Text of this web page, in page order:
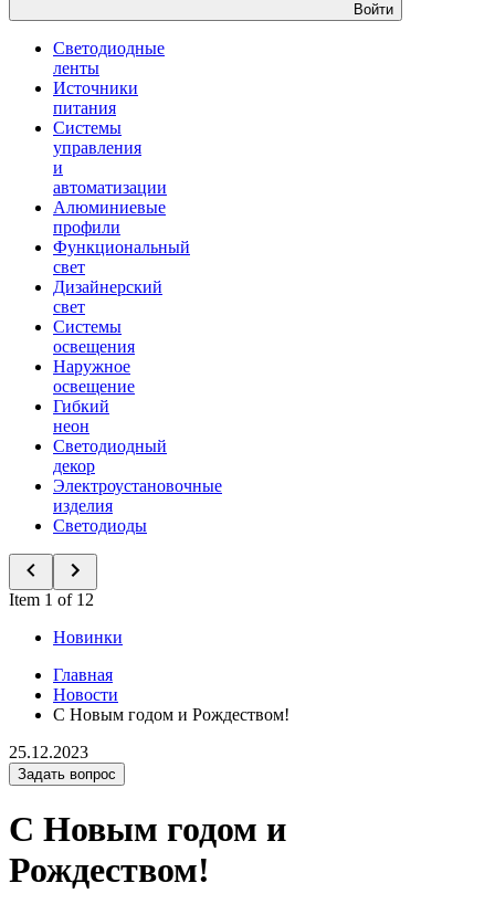
Войти
Светодиодные
ленты
Источники
питания
Системы
управления
и
автоматизации
Алюминиевые
профили
Функциональный
свет
Дизайнерский
свет
Системы
освещения
Наружное
освещение
Гибкий
неон
Светодиодный
декор
Электроустановочные
изделия
Светодиоды
Item 1 of 12
Новинки
Главная
Новости
С Новым годом и Рождеством!
25.12.2023
Задать вопрос
С Новым годом и
Рождеством!